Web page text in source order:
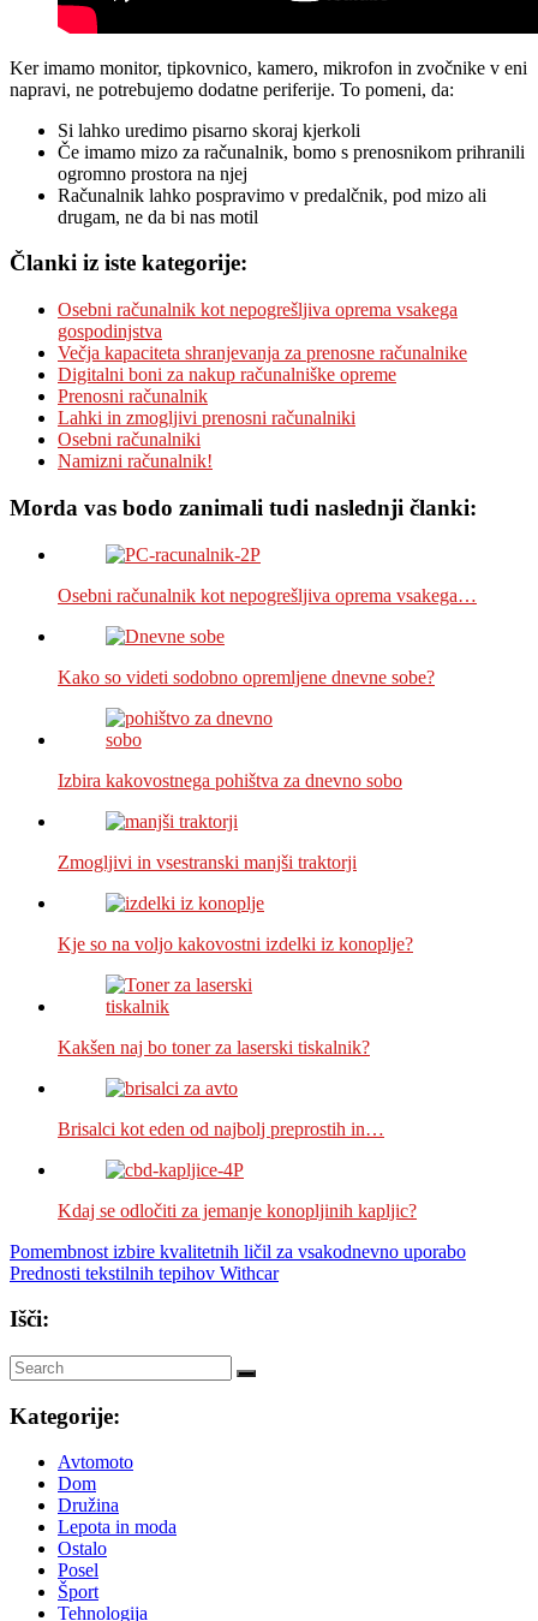
Ker imamo monitor, tipkovnico, kamero, mikrofon in zvočnike v eni
napravi, ne potrebujemo dodatne periferije. To pomeni, da:
Si lahko uredimo pisarno skoraj kjerkoli
Če imamo mizo za računalnik, bomo s prenosnikom prihranili
ogromno prostora na njej
Računalnik lahko pospravimo v predalčnik, pod mizo ali
drugam, ne da bi nas motil
Članki iz iste kategorije:
Osebni računalnik kot nepogrešljiva oprema vsakega
gospodinjstva
Večja kapaciteta shranjevanja za prenosne računalnike
Digitalni boni za nakup računalniške opreme
Prenosni računalnik
Lahki in zmogljivi prenosni računalniki
Osebni računalniki
Namizni računalnik!
Morda vas bodo zanimali tudi naslednji članki:
Osebni računalnik kot nepogrešljiva oprema vsakega…
Kako so videti sodobno opremljene dnevne sobe?
Izbira kakovostnega pohištva za dnevno sobo
Zmogljivi in vsestranski manjši traktorji
Kje so na voljo kakovostni izdelki iz konoplje?
Kakšen naj bo toner za laserski tiskalnik?
Brisalci kot eden od najbolj preprostih in…
Kdaj se odločiti za jemanje konopljinih kapljic?
Navigacija
prispevka
Pomembnost izbire kvalitetnih ličil za vsakodnevno uporabo
Prednosti tekstilnih tepihov Withcar
Išči:
Kategorije:
Avtomoto
Dom
Družina
Lepota in moda
Ostalo
Posel
Šport
Tehnologija